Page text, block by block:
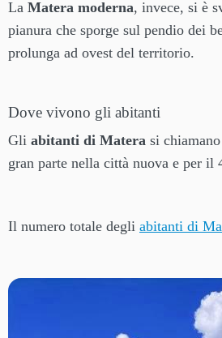
La Matera moderna, invece, si è
pianura che sporge sul pendio dei
prolunga ad ovest del territorio.
Dove vivono gli abitanti
Gli abitanti di Matera si
gran parte nella città nuova e per il
Il numero totale degli abitanti di